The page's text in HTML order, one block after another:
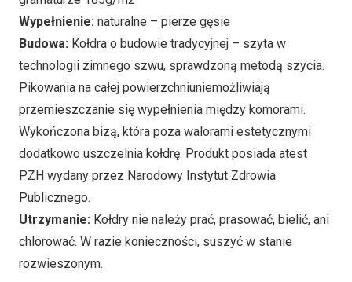
Wypełnienie: naturalne – pierze gęsie
Budowa: Kołdra o budowie tradycyjnej – szyta w
technologii zimnego szwu, sprawdzoną metodą szycia.
Pikowania na całej powierzchniuniemożliwiają
przemieszczanie się wypełnienia między komorami.
Wykończona bizą, która poza walorami estetycznymi
dodatkowo uszczelnia kołdrę. Produkt posiada atest
PZH wydany przez Narodowy Instytut Zdrowia
Publicznego.
Utrzymanie: Kołdry nie należy prać, prasować, bielić, ani
chlorować. W razie konieczności, suszyć w stanie
rozwieszonym.